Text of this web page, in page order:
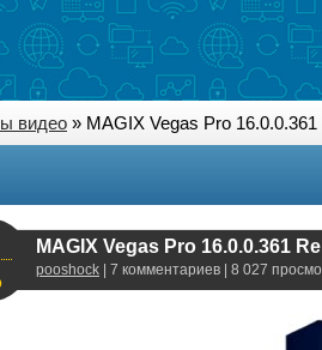
видео » MAGIX Vegas Pro
MAGIX Vegas Pro 16.0.0.361
pooshock | 7 комментариев | 8 027